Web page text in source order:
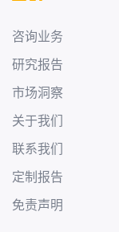
咨询业务
研究报告
市场洞察
关于我们
联系我们
定制报告
免责声明